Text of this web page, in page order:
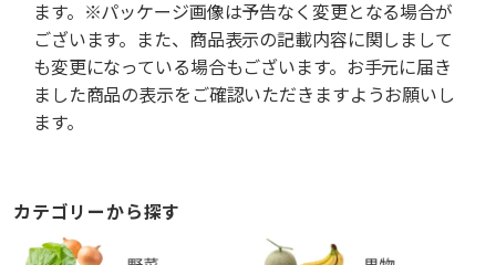
ます。※パッケージ画像は予告なく変更となる場合が
ございます。また、商品表示の記載内容に関しまして
も変更になっている場合もございます。お手元に届き
ました商品の表示をご確認いただきますようお願いし
ます。
カテゴリーから探す